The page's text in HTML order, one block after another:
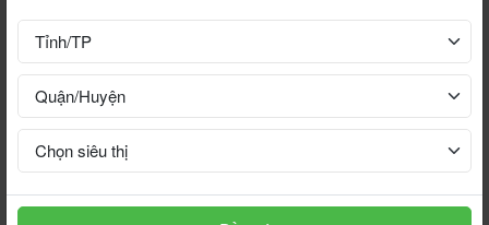
36 tháng kể từ ngày sản xuất, nên dùng hết trong vòng 12
tháng sau khi mở nắp để đảm bảo chất lượng tốt nhất.
FLASH SALE Xem thêm